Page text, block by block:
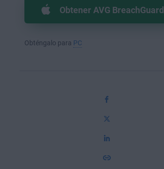
Obtener AVG BreachGuard
Obténgalo para PC